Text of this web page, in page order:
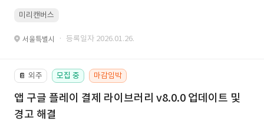
미리캔버스
서울특별시 · 등록일자 2026.01.26.
📔 외주 모집 중 마감임박
앱 구글 플레이 결제 라이브러리 v8.0.0 업데이트 및
경고 해결